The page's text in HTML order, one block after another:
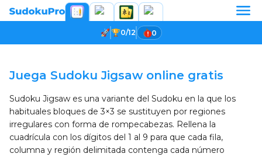
0/12 0
Juega Sudoku Jigsaw online gratis
Sudoku Jigsaw es una variante del Sudoku en la que los
habituales bloques de 3×3 se sustituyen por regiones
irregulares con forma de rompecabezas. Rellena la
cuadrícula con los dígitos del 1 al 9 para que cada fila,
columna y región delimitada contenga cada número